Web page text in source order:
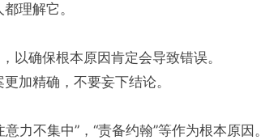
理解它。
以确保根本原因肯定会导致错误。
加精确，不要妄下结论。
力不集中”，“责备约翰”等作为根本原因。